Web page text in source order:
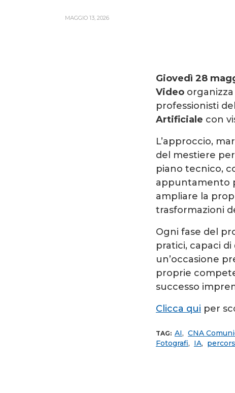
MAGGIO 13, 2026
Giovedì 28
Video
professionisti
Artificiale con
L’approccio,
del mestiere
piano tecnico,
appuntamento
ampliare la
trasformazioni
Ogni fase del
pratici, capaci
un’occasione
proprie
successo
Clicca qui per
TAG: AI, CNA
Fotografi, IA,